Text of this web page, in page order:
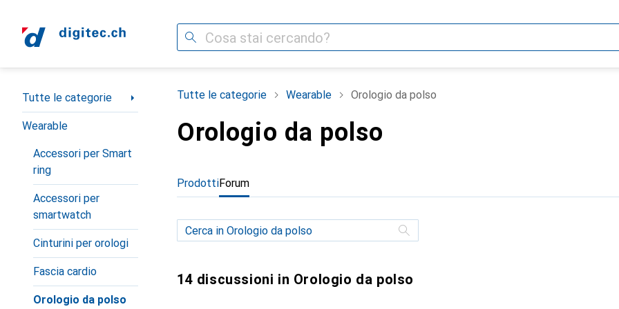
Cerca
Categoria Navigazione
Tutte le categorie
Wearable
Accessori per Smart
ring
Accessori per
smartwatch
Cinturini per orologi
Fascia cardio
Orologio da polso
Tutte le categorie Wearable Orologio da polso
Orologio da polso
ProdottiForum
14 discussioni in Orologio da polso